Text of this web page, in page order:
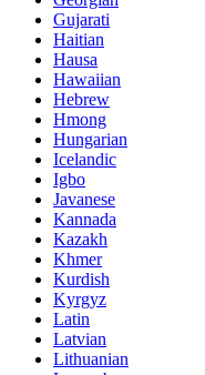
Gujarati
Haitian
Hausa
Hawaiian
Hebrew
Hmong
Hungarian
Icelandic
Igbo
Javanese
Kannada
Kazakh
Khmer
Kurdish
Kyrgyz
Latin
Latvian
Lithuanian